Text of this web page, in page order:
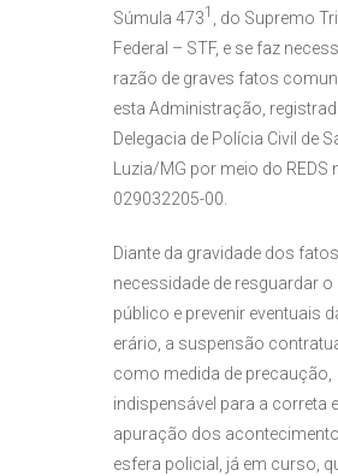
Súmula 4731
, do Supremo
Federal – STF, e se faz
razão de graves fatos
esta Administração,
Delegacia de Polícia Civil de
Luzia/MG por meio do REDS
029032205-00.
Diante da gravidade dos
necessidade de resguardar o
público e prevenir eventuais
erário, a suspensão
como medida de precaução,
indispensável para a correta
apuração dos
esfera policial, já em curso,